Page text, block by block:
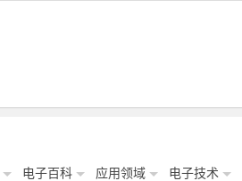
电子百科 应用领域 电子技术